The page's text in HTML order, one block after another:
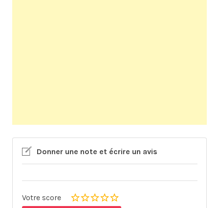
Donner une note et écrire un avis
Votre score